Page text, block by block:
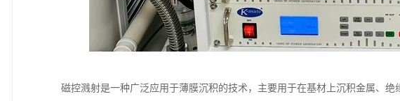
磁控溅射是一种广泛应用于薄膜沉积的技术，主要用于在基材上沉积金属、绝